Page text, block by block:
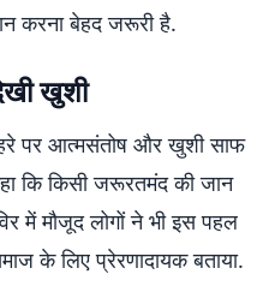
करना बेहद जरूरी है.
खुशी
पर आत्मसंतोष और खुशी साफ
कि किसी जरूरतमंद की जान
में मौजूद लोगों ने भी इस पहल
के लिए प्रेरणादायक बताया.